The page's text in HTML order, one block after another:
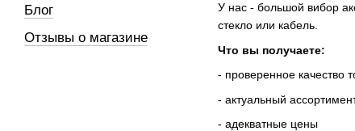
У нас - большой вибор
стекло или кабель.
Что вы получаете:
- проверенное качество
- актуальный
- адекватные цены
Блог
Отзывы о магазине